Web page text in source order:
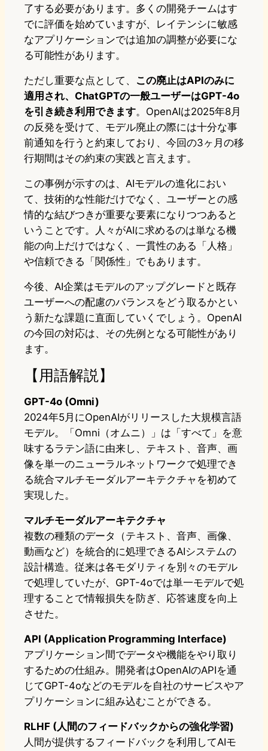
了する必要があります。多くの開発チームはす
でに評価を始めていますが、レイテンシに敏感
なアプリケーションでは追加の調整が必要にな
る可能性があります。
ただし重要な点として、 この廃止はAPIのみに
適用され、ChatGPTの一般ユーザーはGPT-4o
を引き続き利用できます。OpenAIは2025年8月
の反発を受けて、モデル廃止の際には十分な事
前通知を行うと約束しており、今回の3ヶ月の移
行期間はその約束の実践と言えます。
この事例が示すのは、AIモデルの進化におい
て、技術的な性能だけでなく、ユーザーとの感
情的な結びつきが重要な要素になりつつあると
いうことです。人々がAIに求めるのは単なる機
能の向上だけではなく、一貫性のある「人格」
や信頼できる「関係性」でもあります。
今後、AI企業はモデルのアップグレードと既存
ユーザーへの配慮のバランスをどう取るかとい
う新たな課題に直面していくでしょう。OpenAI
の今回の対応は、その先例となる可能性があり
ます。
【用語解説】
GPT-4o (Omni)
2024年5月にOpenAIがリリースした大規模言語
モデル。「Omni（オムニ）」は「すべて」を意
味するラテン語に由来し、テキスト、音声、画
像を単一のニューラルネットワークで処理でき
る統合マルチモーダルアーキテクチャを初めて
実現した。
マルチモーダルアーキテクチャ
複数の種類のデータ（テキスト、音声、画像、
動画など）を統合的に処理できるAIシステムの
設計構造。従来は各モダリティを別々のモデル
で処理していたが、GPT-4oでは単一モデルで処
理することで情報損失を防ぎ、応答速度を向上
させた。
API (Application Programming Interface)
アプリケーション間でデータや機能をやり取り
するための仕組み。開発者はOpenAIのAPIを通
じてGPT-4oなどのモデルを自社のサービスやア
プリケーションに組み込むことができる。
RLHF (人間のフィードバックからの強化学習)
人間が提供するフィードバックを利用してAIモ